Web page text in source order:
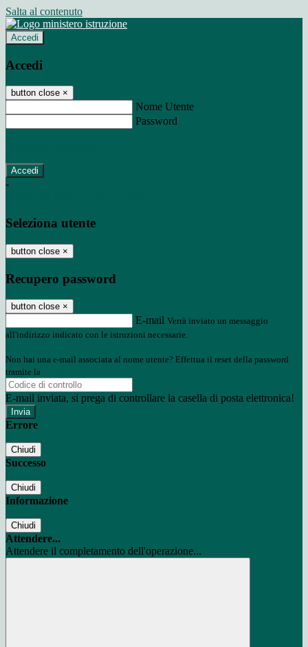
Salta al contenuto
Accedi
Accedi
button close ×
Nome Utente
Password
-
Seleziona utente
button close ×
Recupero password
button close ×
E-mail Verrà inviato un messaggio
all'indirizzo indicato con le istruzioni necessarie.
Non hai una e-mail associata al nome utente? Effettua il reset della password
tramite la
E-mail inviata, si prega di controllare la casella di posta elettronica!
Errore
Chiudi
Successo
Chiudi
Informazione
Chiudi
Attendere...
Attendere il completamento dell'operazione...